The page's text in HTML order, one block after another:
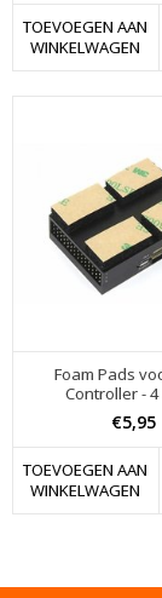
TOEVOEGEN AAN
WINKELWAGEN
Foam Pads
Controller -
€5,95
TOEVOEGEN AAN
WINKELWAGEN